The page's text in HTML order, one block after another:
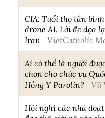
CIA: Tuổi thọ tân
drone AI. Lời đe dọa
Iran
VietCatholic
Ai có thể là người
chọn cho chức vụ
Hồng Y Parolin?
Vũ
Hội nghị các nhà